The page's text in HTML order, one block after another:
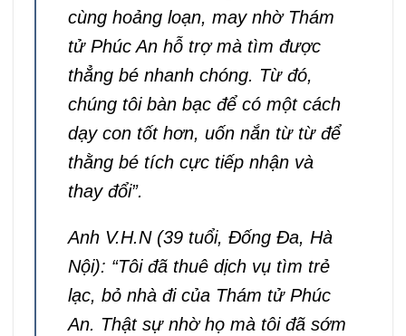
cùng hoảng loạn, may nhờ Thám
tử Phúc An hỗ trợ mà tìm được
thẳng bé nhanh chóng. Từ đó,
chúng tôi bàn bạc để có một cách
dạy con tốt hơn, uốn nắn từ từ để
thằng bé tích cực tiếp nhận và
thay đổi”.
Anh V.H.N (39 tuổi, Đống Đa, Hà
Nội): “Tôi đã thuê dịch vụ tìm trẻ
lạc, bỏ nhà đicủa Thám tử Phúc
An. Thật sự nhờ họ mà tôi đã sớm